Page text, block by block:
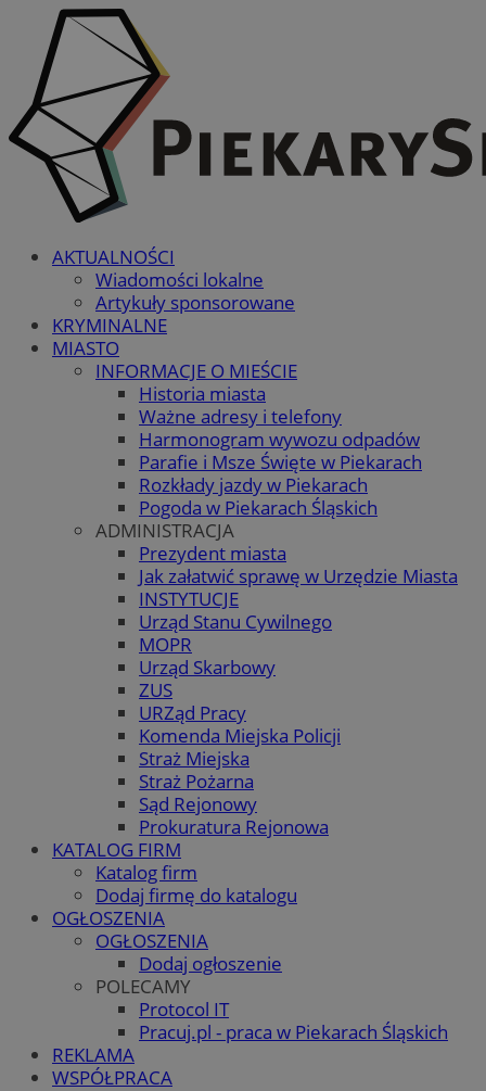
AKTUALNOŚCI
Wiadomości lokalne
Artykuły sponsorowane
KRYMINALNE
MIASTO
INFORMACJE O MIEŚCIE
Historia miasta
Ważne adresy i telefony
Harmonogram wywozu odpadów
Parafie i Msze Święte w Piekarach
Rozkłady jazdy w Piekarach
Pogoda w Piekarach Śląskich
ADMINISTRACJA
Prezydent miasta
Jak załatwić sprawę w Urzędzie Miasta
INSTYTUCJE
Urząd Stanu Cywilnego
MOPR
Urząd Skarbowy
ZUS
URZąd Pracy
Komenda Miejska Policji
Straż Miejska
Straż Pożarna
Sąd Rejonowy
Prokuratura Rejonowa
KATALOG FIRM
Katalog firm
Dodaj firmę do katalogu
OGŁOSZENIA
OGŁOSZENIA
Dodaj ogłoszenie
POLECAMY
Protocol IT
Pracuj.pl - praca w Piekarach Śląskich
REKLAMA
WSPÓŁPRACA